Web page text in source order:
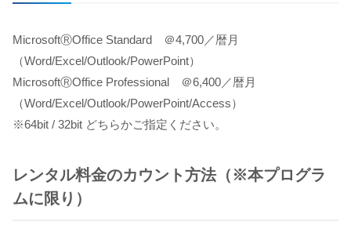
MicrosoftⓇOffice Standard ＠4,700／暦月
（Word/Excel/Outlook/PowerPoint）
MicrosoftⓇOffice Professional ＠6,400／暦月
（Word/Excel/Outlook/PowerPoint/Access）
※64bit / 32bit どちらかご指定ください。
レンタル料金のカウント方法（※本プログラ
ムに限り）